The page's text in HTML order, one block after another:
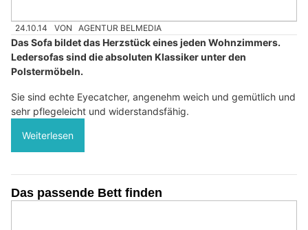
24.10.14 VON AGENTUR BELMEDIA
Das Sofa bildet das Herzstück eines jeden Wohnzimmers.
Ledersofas sind die absoluten Klassiker unter den
Polstermöbeln.
Sie sind echte Eyecatcher, angenehm weich und gemütlich und
sehr pflegeleicht und widerstandsfähig.
Weiterlesen
Das passende Bett finden